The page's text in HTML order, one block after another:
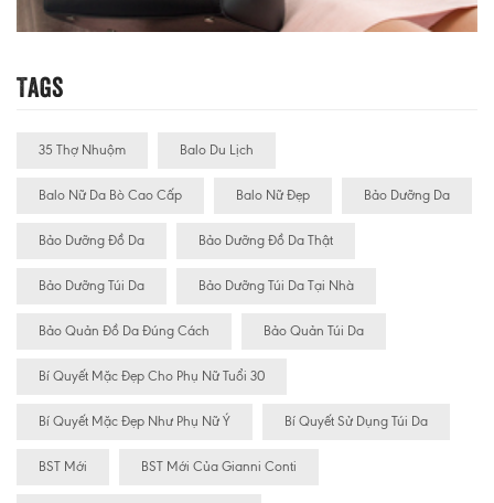
Tags
35 Thợ Nhuộm Balo Du Lịch
Balo Nữ Da Bò Cao Cấp Balo Nữ Đẹp Bảo Dưỡng Da
Bảo Dưỡng Đồ Da Bảo Dưỡng Đồ Da Thật
Bảo Dưỡng Túi Da Bảo Dưỡng Túi Da Tại Nhà
Bảo Quản Đồ Da Đúng Cách Bảo Quản Túi Da
Bí Quyết Mặc Đẹp Cho Phụ Nữ Tuổi 30
Bí Quyết Mặc Đẹp Như Phụ Nữ Ý Bí Quyết Sử Dụng Túi Da
BST Mới BST Mới Của Gianni Conti